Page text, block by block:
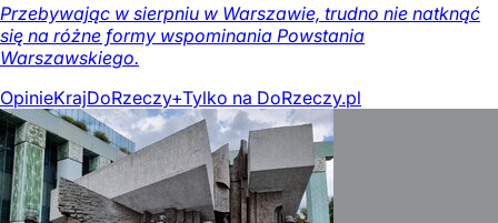
Przebywając w sierpniu w Warszawie, trudno nie natknąć
się na różne formy wspominania Powstania
Warszawskiego.
OpinieKrajDoRzeczy+Tylko na DoRzeczy.pl